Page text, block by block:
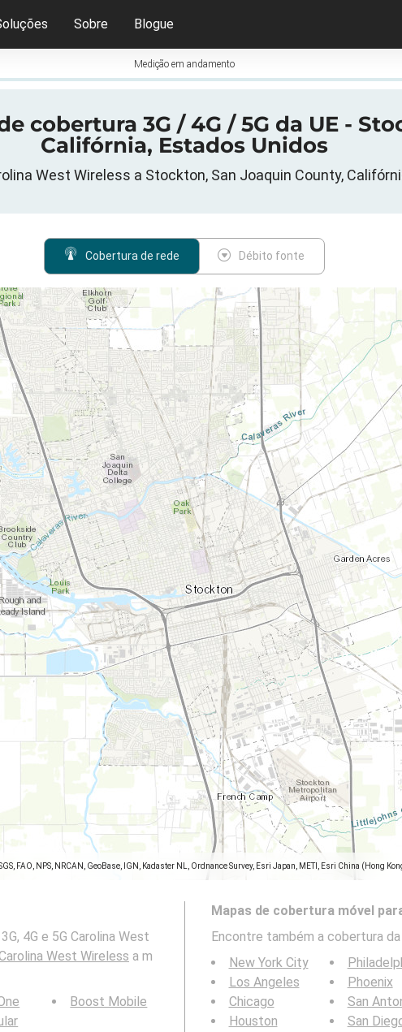
Sobre Blogue
Medição em andamento
cobertura 3G / 4G / 5G da UE -
Califórnia, Estados Unidos
West Wireless a Stockton, San Joaquin County,
Cobertura de rede Débito fonte
FAO, NPS, NRCAN, GeoBase, IGN, Kadaster NL, Ordnance Survey, Esri Japan, METI, Esri China (Hong
4G e 5G Carolina West
West Wireless a m
Boost Mobile
Mapas de cobertura móvel
Encontre também a cobertura
New York City
Los Angeles
Chicago
Houston
Phoenix
San
San